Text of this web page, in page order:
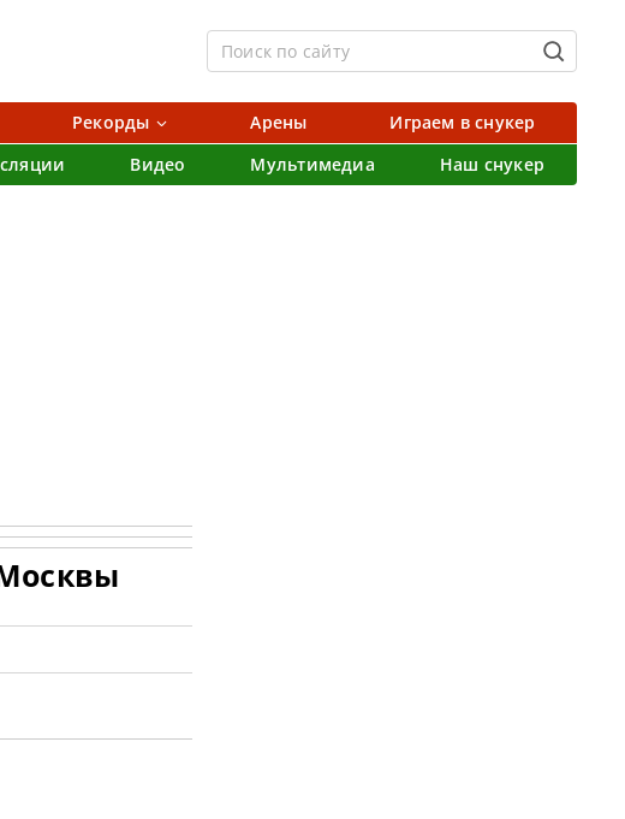
Рекорды Арены
Играем в снукер
Видео Мультимедиа Наш снукер